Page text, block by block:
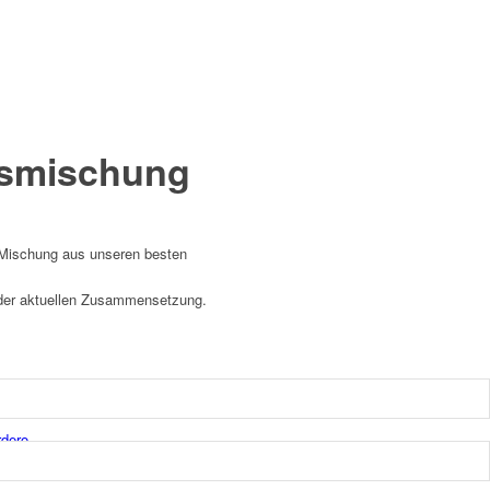
aus unseren besten
aktuellen Zusammensetzung.